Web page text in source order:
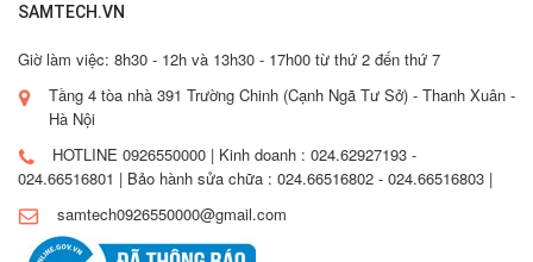
SAMTECH.VN
Giờ làm việc: 8h30 - 12h và 13h30 - 17h00 từ thứ 2 đến thứ 7
Tầng 4 tòa nhà 391 Trường Chinh (Cạnh Ngã Tư Sở) - Thanh Xuân -
Hà Nội
HOTLINE 0926550000 | Kinh doanh : 024.62927193 -
024.66516801 | Bảo hành sửa chữa : 024.66516802 - 024.66516803 |
samtech0926550000@gmail.com